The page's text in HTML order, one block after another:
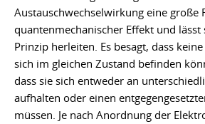
Austauschwechselwirkung eine große
quantenmechanischer Effekt und lässt
Prinzip herleiten. Es besagt, dass
sich im gleichen Zustand befinden
dass sie sich entweder an
aufhalten oder einen
müssen. Je nach Anordnung der